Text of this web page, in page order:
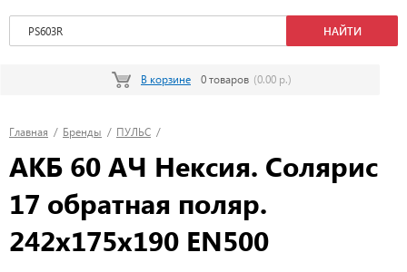
В корзине 0 товаров (0.00 р.)
Главная / Бренды / ПУЛЬС /
АКБ 60 АЧ Нексия. Солярис
17 обратная поляр.
242x175x190 EN500